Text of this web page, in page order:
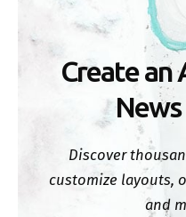
Create an
Discover
customize layouts,
and